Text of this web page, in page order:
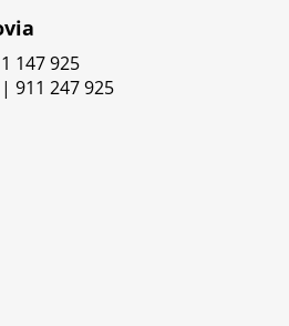
147 925
911 247 925